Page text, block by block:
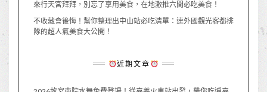
來行天宮拜拜，別忘了享用美食，在地激推六間必吃美食！
不收藏會後悔！幫你整理出中山站必吃清單：連外國觀光客都排
隊的超人氣美食大公開！
近期文章